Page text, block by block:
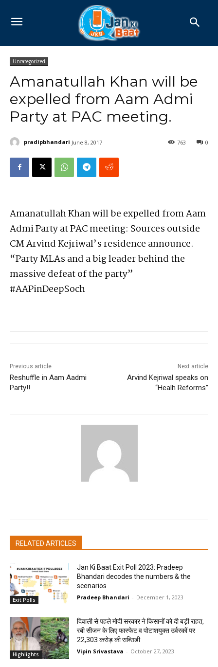
Uncategorized
Amanatullah Khan will be
expelled from Aam Admi
Party at PAC meeting.
pradipbhandari June 8, 2017 0
763
Amanatullah Khan will be expelled from Aam
Admi Party at PAC meeting: Sources outside
CM Arvind Kejriwal’s residence announce.
“Party MLAs and a big leader behind the
massive defeat of the party”
#AAPinDeepSoch
Previous article
Reshuffle in Aam Aadmi
Party!!
Next article
Arvind Kejriwal speaks on
“Healh Reforms”
RELATED ARTICLES
Exit Polls
Jan Ki Baat Exit Poll 2023: Pradeep
Bhandari decodes the numbers & the
scenarios
Pradeep Bhandari - December 1, 2023
Highlights
दिवाली से पहले मोदी सरकार ने किसानों को दी बड़ी राहत,
रबी सीजन के लिए फास्फेट व पोटाशयुक्त उर्वरकों पर
22,303 करोड़ की सब्सिडी
Vipin Srivastava - October 27, 2023